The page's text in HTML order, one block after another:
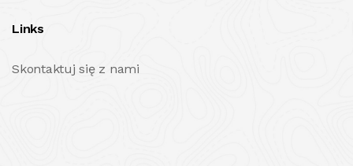
Links
Skontaktuj się z nami